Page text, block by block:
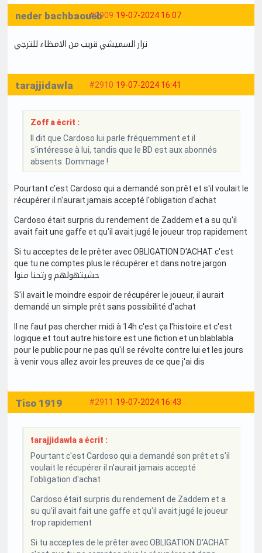
#2909 19-07-2024 16:07
neder bachbaoueb
نزار السميشي قريب من الامظاء للترجي
#2910 19-07-2024 16:41
tarajjidawla
Zoff a écrit :
Il dit que Cardoso lui parle fréquemment et il
s'intéresse à lui, tandis que le BD est aux abonnés
absents. Dommage !
Pourtant c'est Cardoso qui a demandé son prêt et s'il voulait le
récupérer il n'aurait jamais accepté l'obligation d'achat
Cardoso était surpris du rendement de Zaddem et a su qu'il
avait fait une gaffe et qu'il avait jugé le joueur trop rapidement
Si tu acceptes de le prêter avec OBLIGATION D'ACHAT c'est
que tu ne comptes plus le récupérer et dans notre jargon
حشيتهولهم و رتحنا منوا
S'il avait le moindre espoir de récupérer le joueur, il aurait
demandé un simple prêt sans possibilité d'achat
Il ne faut pas chercher midi à 14h c'est ça l'histoire et c'est
logique et tout autre histoire est une fiction et un blablabla
pour le public pour ne pas qu'il se révolte contre lui et les jours
à venir vous allez avoir les preuves de ce que j'ai dis
#2911 19-07-2024 16:43
Tiso 1919
tarajjidawla a écrit :
Pourtant c'est Cardoso qui a demandé son prêt et s'il
voulait le récupérer il n'aurait jamais accepté
l'obligation d'achat
Cardoso était surpris du rendement de Zaddem et a
su qu'il avait fait une gaffe et qu'il avait jugé le joueur
trop rapidement
Si tu acceptes de le prêter avec OBLIGATION D'ACHAT